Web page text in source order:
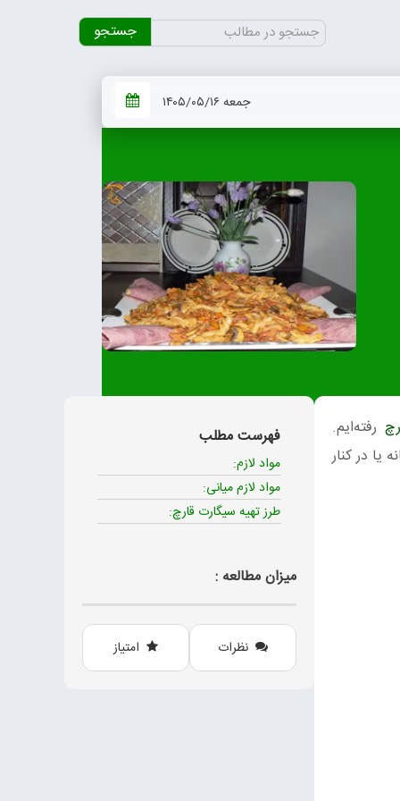
جستجو
برای:
جمعه ۱۴۰۵/۰۵/۱۶
رفته‌ایم.
یا در کنار
فهرست مطلب
مواد لازم:
مواد لازم میانی:
طرز تهیه سیگارت قارچ:
میزان مطالعه :
نظرات امتیاز